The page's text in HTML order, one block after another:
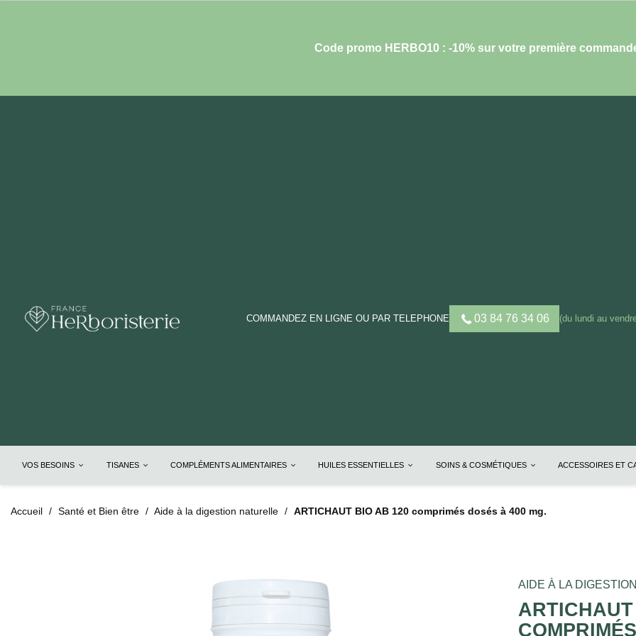
Code promo HERBO10 : -10% sur votre première
COMMANDEZ EN LIGNE OU PAR TELEPHONE 03 84 76 34 06 (du lundi au
VOS BESOINS TISANES COMPLÉMENTS ALIMENTAIRES HUILES ESSENTIELLES SOINS & COSMÉTIQUES ACCESSOIRES ET
Accueil Santé et Bien être Aide à la digestion naturelle ARTICHAUT BIO AB 120 comprimés dosés à 400 mg.
AIDE À LA